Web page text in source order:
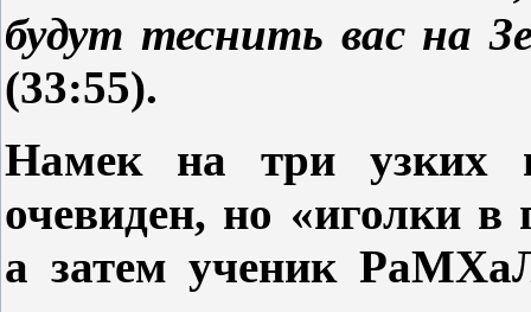
будут теснить вас на
(33:55).
Намек на три узких
очевиден, но «иголки в
а затем ученик